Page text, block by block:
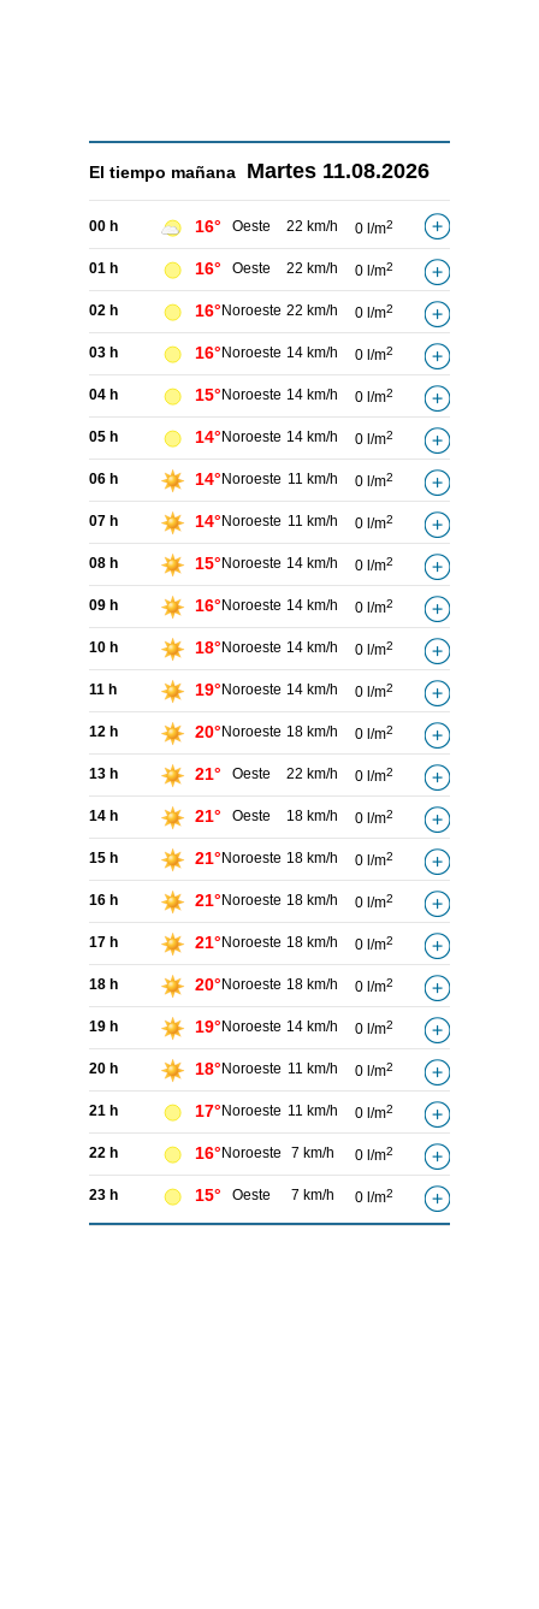
El tiempo mañana Martes 11.08.2026
00 h 16° Oeste 22 km/h 0 l/m2
01 h 16° Oeste 22 km/h 0 l/m2
02 h 16° Noroeste 22 km/h 0 l/m2
03 h 16° Noroeste 14 km/h 0 l/m2
04 h 15° Noroeste 14 km/h 0 l/m2
05 h 14° Noroeste 14 km/h 0 l/m2
06 h 14° Noroeste 11 km/h 0 l/m2
07 h 14° Noroeste 11 km/h 0 l/m2
08 h 15° Noroeste 14 km/h 0 l/m2
09 h 16° Noroeste 14 km/h 0 l/m2
10 h 18° Noroeste 14 km/h 0 l/m2
11 h 19° Noroeste 14 km/h 0 l/m2
12 h 20° Noroeste 18 km/h 0 l/m2
13 h 21° Oeste 22 km/h 0 l/m2
14 h 21° Oeste 18 km/h 0 l/m2
15 h 21° Noroeste 18 km/h 0 l/m2
16 h 21° Noroeste 18 km/h 0 l/m2
17 h 21° Noroeste 18 km/h 0 l/m2
18 h 20° Noroeste 18 km/h 0 l/m2
19 h 19° Noroeste 14 km/h 0 l/m2
20 h 18° Noroeste 11 km/h 0 l/m2
21 h 17° Noroeste 11 km/h 0 l/m2
22 h 16° Noroeste 7 km/h 0 l/m2
23 h 15° Oeste 7 km/h 0 l/m2